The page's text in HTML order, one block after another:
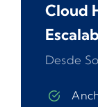
Cloud
Desde